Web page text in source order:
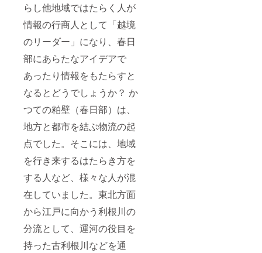
らし他地域ではたらく人が
情報の行商人として「越境
のリーダー」になり、春日
部にあらたなアイデアで
あったり情報をもたらすと
なるとどうでしょうか？ か
つての粕壁（春日部）は、
地方と都市を結ぶ物流の起
点でした。そこには、地域
を行き来するはたらき方を
する人など、様々な人が混
在していました。東北方面
から江戸に向かう利根川の
分流として、運河の役目を
持った古利根川などを通